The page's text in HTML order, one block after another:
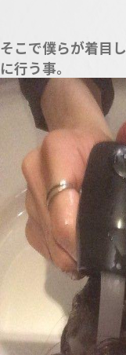
そこで僕らが着目
に行う事。